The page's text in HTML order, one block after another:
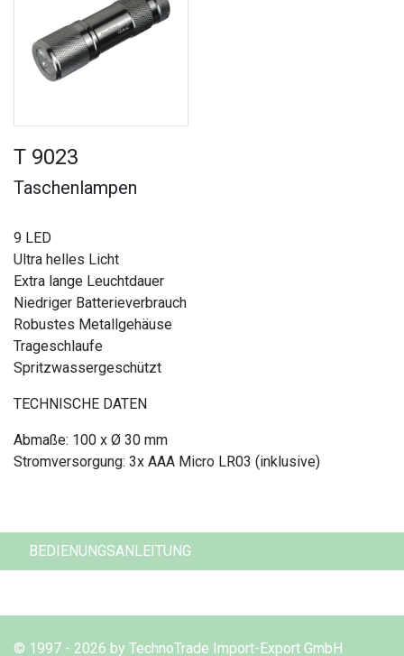
T 9023
Taschenlampen
9 LED
Ultra helles Licht
Extra lange Leuchtdauer
Niedriger Batterieverbrauch
Robustes Metallgehäuse
Trageschlaufe
Spritzwassergeschützt
TECHNISCHE DATEN
Abmaße: 100 x Ø 30 mm
Stromversorgung: 3x AAA Micro LR03 (inklusive)
BEDIENUNGSANLEITUNG
© 1997 - 2026 by TechnoTrade Import-Export GmbH